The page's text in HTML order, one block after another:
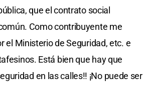
que el contrato social
Como contribuyente me
el Ministerio de Seguridad, etc. e
Está bien que hay que
en las calles!! ¡No puede ser